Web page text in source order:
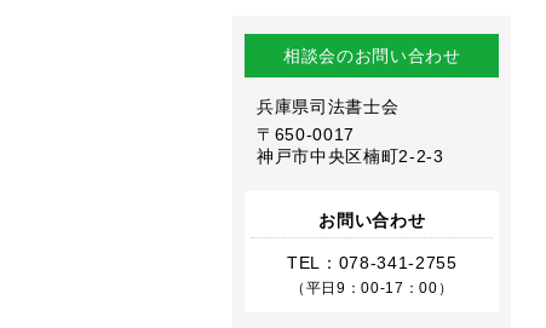
相談会のお問い合わせ
兵庫県司法書士会
〒650-0017
神戸市中央区楠町2-2-3
お問い合わせ
TEL： 078-341-2755
（平日9：00-17：00）